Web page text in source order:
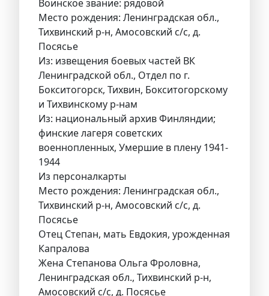
Воинское звание: рядовой
Место рождения: Ленинградская обл.,
Тихвинский р-н, Амосовский с/с, д.
Посясье
Из: извещения боевых частей ВК
Ленинградской обл., Отдел по г.
Бокситогорск, Тихвин, Бокситогорскому
и Тихвинскому р-нам
Из: национальный архив Финляндии;
финские лагеря советских
военнопленных, Умершие в плену 1941-
1944
Из персоналкарты
Место рождения: Ленинградская обл.,
Тихвинский р-н, Амосовский с/с, д.
Посясье
Отец Степан, мать Евдокия, урожденная
Капралова
Жена Степанова Ольга Фроловна,
Ленинградская обл., Тихвинский р-н,
Амосовский с/с, д. Посясье